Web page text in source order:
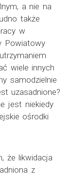
a nie na
także
w
Powiatowy
wiele innych
samodzielnie
uzasadnione?
jest niekiedy
ośrodki
że likwidacja
z